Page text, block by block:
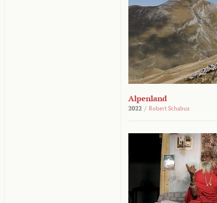
Alpenland
2022 / Robert Schabus